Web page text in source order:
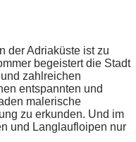
der Adriaküste ist zu
begeistert die Stadt
zahlreichen
entspannten und
malerische
zu erkunden. Und im
und Langlaufloipen nur